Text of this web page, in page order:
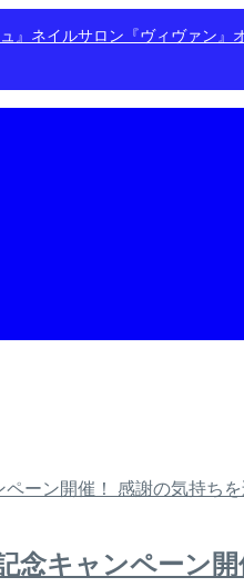
』ネイルサロン『ヴィヴァン』
念キャンペーン